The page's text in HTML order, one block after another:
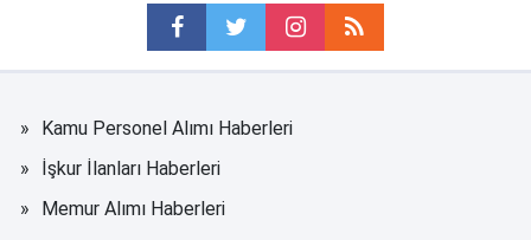
Kamu Personel Alımı Haberleri
İşkur İlanları Haberleri
Memur Alımı Haberleri